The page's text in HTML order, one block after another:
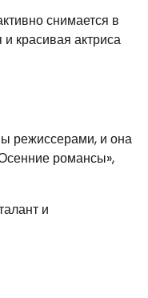
снимается в
красивая актриса
режиссерами, и она
романсы»,
и